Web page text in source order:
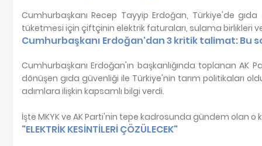
Cumhurbaşkanı Recep Tayyip Erdoğan, Türkiye'de
tüketmesi için çiftçinin elektrik faturaları, sulama birlikleri
Cumhurbaşkanı Erdoğan'dan 3 kritik talimat: Bu
Cumhurbaşkanı Erdoğan'ın başkanlığında toplanan
dönüşen gıda güvenliği ile Türkiye'nin tarım politikaları
adımlara ilişkin kapsamlı bilgi verdi.
İşte MKYK ve AK Parti'nin tepe kadrosunda gündem olan
"ELEKTRİK KESİNTİLERİ ÇÖZÜLECEK"